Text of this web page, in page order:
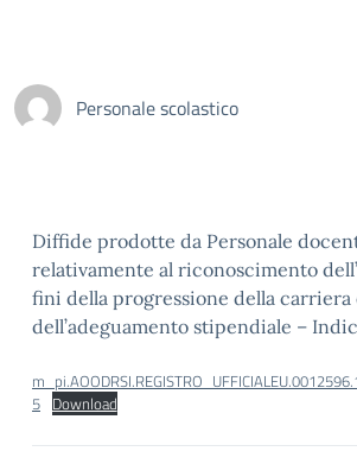
Personale scolastico
Diffide prodotte da Personale
relativamente al riconoscimento
fini della progressione della carriera
dell’adeguamento stipendiale –
5 Download